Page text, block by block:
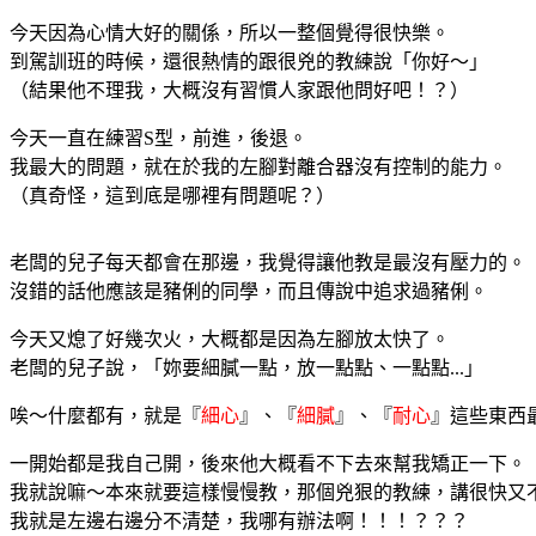
今天因為心情大好的關係，所以一整個覺得很快樂。
到駕訓班的時候，還很熱情的跟很兇的教練說「你好～」
（結果他不理我 ，大概沒有習慣人家跟他問好吧！？）
今天一直在練習S型，前進，後退。
我最大的問題，就在於我的左腳對離合器沒有控制的能力。
（真奇怪，這到底是哪裡有問題呢？）
老闆的兒子每天都會在那邊，我覺得讓他教是最沒有壓力的。
沒錯的話他應該是豬俐的同學，而且傳說中追求過豬俐。
今天又熄了好幾次火，大概都是因為左腳放太快了。
老闆的兒子說，「妳要細膩一點，放一點點、一點點...」
唉～什麼都有，就是『細心』、『細膩』、『耐心』這些東西
一開始都是我自己開，後來他大概看不下去來幫我矯正一下。
我就說嘛～本來就要這樣慢慢教，那個兇狠的教練，講很快又
我就是左邊右邊分不清楚，我哪有辦法啊！！！？？？